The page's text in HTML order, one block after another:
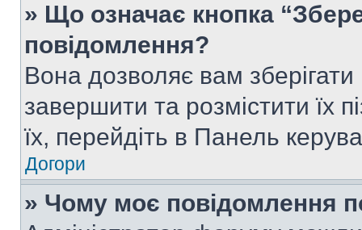
» Що означає кнопка
повідомлення?
Вона дозволяє вам
завершити та розмістити їх
їх, перейдіть в Панель
Догори
» Чому моє повідомлення